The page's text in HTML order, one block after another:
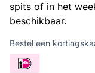
spits of in het
beschikbaar.
Bestel een